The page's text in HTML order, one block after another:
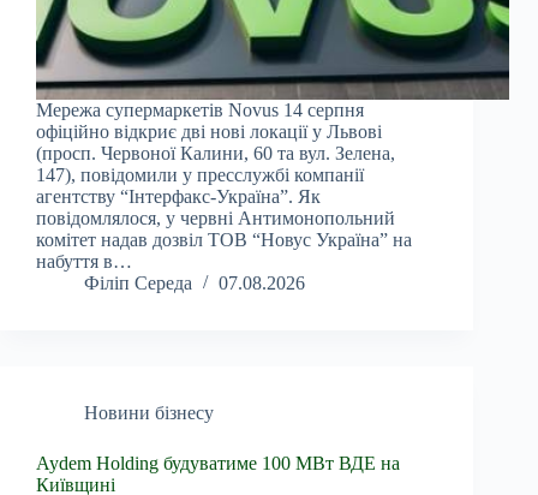
Мережа супермаркетів Novus 14 серпня
офіційно відкриє дві нові локації у Львові
(просп. Червоної Калини, 60 та вул. Зелена,
147), повідомили у пресслужбі компанії
агентству “Інтерфакс-Україна”. Як
повідомлялося, у червні Антимонопольний
комітет надав дозвіл ТОВ “Новус Україна” на
набуття в…
Філіп Середа
07.08.2026
Новини бізнесу
Aydem Holding будуватиме 100 МВт ВДЕ на
Київщині